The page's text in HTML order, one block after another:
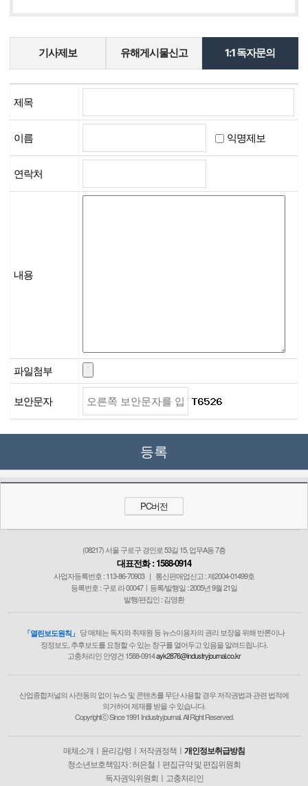
기사제보 유해게시물신고 1:1 독자문의
제목
이름 익명제보
연락처
내용
파일첨부
보안문자
등록
PC버전
(08217) 서울 구로구 경인로 53길 15, 업무A동 7층
대표전화 : 1588-0914
사업자등록번호 : 113-86-70903 | 통신판매업신고 : 제2004-01499호
등록번호 : 구로 라 00047ㅣ등록/발행일 : 2005년 9월 21일
발행/편집인 : 김영환
「열린보도원칙」 당 매체는 독자와 취재원 등 뉴스이용자의 권리 보장을 위해 반론이나
정정보도, 추후보도를 요청할 수 있는 창구를 열어두고 있음을 알려드립니다.
고충처리인 안영건 1588-0914ayk2876@industryjournal.co.kr
산업종합저널의 사전동의 없이 뉴스 및 콘텐츠를 무단 사용할 경우 저작권법과 관련 법적에
의거하여 제재를 받을 수 있습니다.
Copyrightⓒ Since 1991 Industryjournal. All Right Reserved.
매체소개 ㅣ 윤리강령 ㅣ 저작권정책 ㅣ 개인정보취급방침
청소년보호책임자 : 허은철 ㅣ 편집규약 및 편집위원회
독자권익위원회 ㅣ 고충처리인